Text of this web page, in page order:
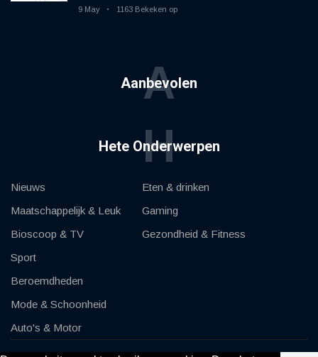
9 May 1163 Bekeken op
Aanbevolen
A
Hete Onderwerpen
H
Nieuws
Maatschappelijk & Leuk
Bioscoop & TV
Sport
Beroemdheden
Mode & Schoonheid
Auto's & Motor
Eten & drinken
Gaming
Gezondheid & Fitness